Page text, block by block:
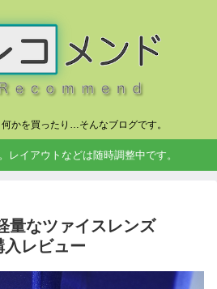
かを買ったり…そんなブログです。
レイアウトなどは随時調整中です。
量なツァイスレンズ
入レビュー